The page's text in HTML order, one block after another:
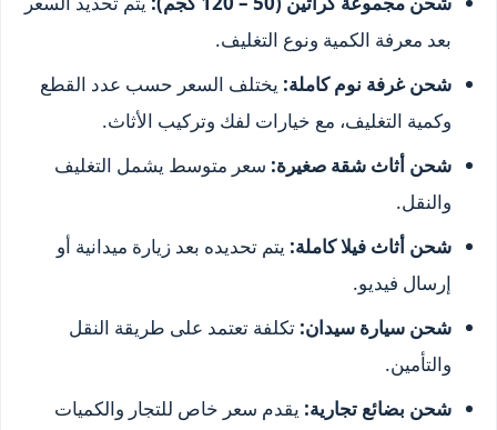
بعد معرفة الكمية ونوع التغليف.
شحن غرفة نوم كاملة: يختلف السعر حسب عدد القطع
وكمية التغليف، مع خيارات لفك وتركيب الأثاث.
شحن أثاث شقة صغيرة: سعر متوسط يشمل التغليف
والنقل.
شحن أثاث فيلا كاملة: يتم تحديده بعد زيارة ميدانية أو
إرسال فيديو.
شحن سيارة سيدان: تكلفة تعتمد على طريقة النقل
والتأمين.
شحن بضائع تجارية: يقدم سعر خاص للتجار والكميات